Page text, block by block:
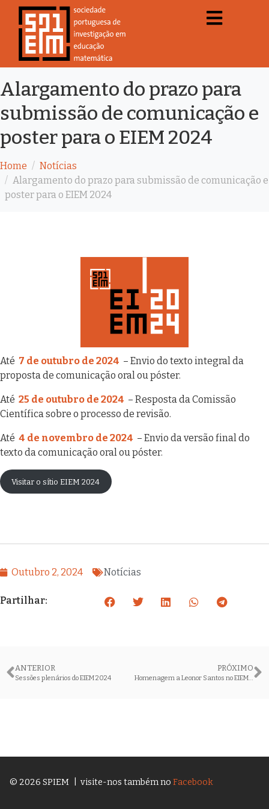
Alargamento do prazo para
submissão de comunicação e
poster para o EIEM 2024
Home
Notícias
Alargamento do prazo para submissão de comunicação e
poster para o EIEM 2024
Até 7 de outubro de 2024 – Envio do texto integral da
proposta de comunicação oral ou póster.
Até 25 de outubro de 2024 – Resposta da Comissão
Científica sobre o processo de revisão.
Até 4 de novembro de 2024 – Envio da versão final do
texto da comunicação oral ou póster.
Visitar o sítio EIEM 2024
Outubro 2, 2024 Notícias
Partilhar:
ANTERIOR
Sessões plenários do EIEM 2024
PRÓXIMO
Homenagem a Leonor Santos no EIEM2024
© 2026 SPIEM | visite-nos também no Facebook